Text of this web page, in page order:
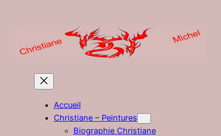
Accueil
Christiane – Peintures
Biographie Christiane